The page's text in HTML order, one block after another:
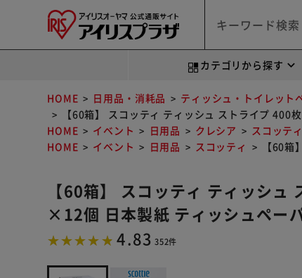
カテゴリから探す
HOME 日用品・消耗品 ティッシュ・トイレット
【60箱】 スコッティ ティッシュ ストライプ
HOME
イベント 日用品 クレシア スコッティ
HOME
イベント 日用品 スコッティ 【60
【60箱】 スコッティ ティッシ
×12個 日本製紙 ティッシュペー
4.83 352件